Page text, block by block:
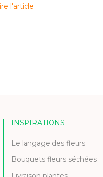
l'article
INSPIRATIONS
Le langage des fleurs
Bouquets fleurs séchées